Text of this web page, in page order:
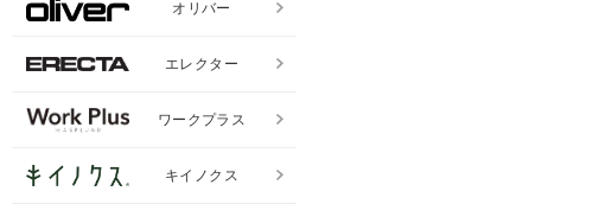
オリバー
エレクター
ワークプラス
キイノクス